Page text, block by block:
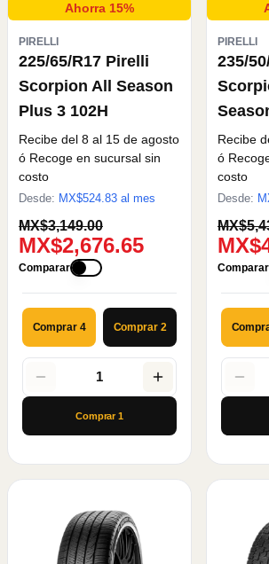
Ahorra 15%
PIRELLI
225/65/R17 Pirelli
Scorpion All Season
Plus 3 102H
Recibe del 8 al 15 de agosto
ó Recoge en sucursal sin
costo
Desde: MX$524.83 al mes
MX$3,149.00
MX$2,676.65
Comparar
Comprar 4 Comprar 2
1
Comprar1
PIRELLI
235/
Recibe
ó
costo
Desde:
Comparar